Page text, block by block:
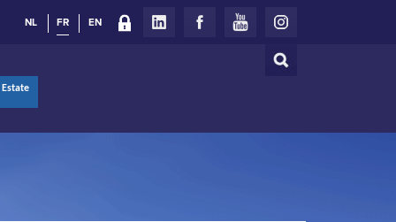
Rechercher
NL FR EN
Estate